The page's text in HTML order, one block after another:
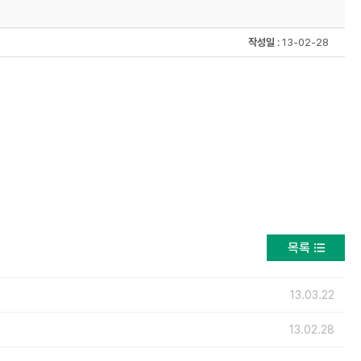
작성일 : 13-02-28
목록
13.03.22
13.02.28